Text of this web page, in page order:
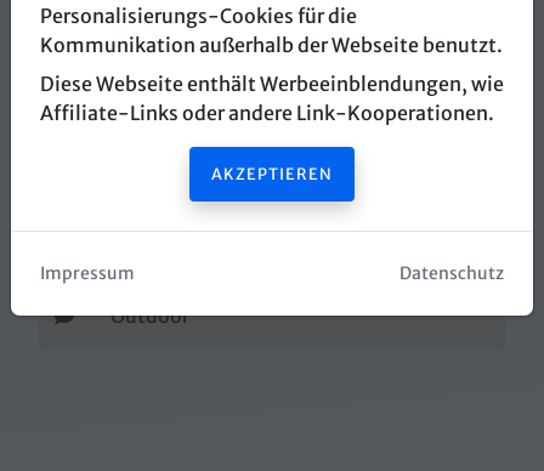
Personalisierungs-Cookies für die
Kommunikation außerhalb der Webseite benutzt.
Diese Webseite enthält Werbeeinblendungen, wie
Affiliate-Links oder andere Link-Kooperationen.
AKZEPTIEREN
Impressum Datenschutz
Rathausplatz
5760 Saalfelden am Steinernen Meer
Webseite öffnen
Outdoor